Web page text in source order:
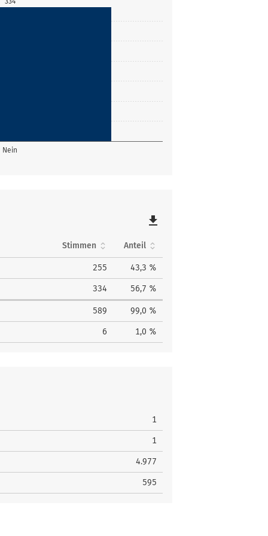
Nein
file_download
Stimmen Anteil
255 43,3 %
334 56,7 %
589 99,0 %
6 1,0 %
1
1
4.977
595